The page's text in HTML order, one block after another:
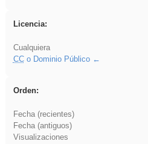
Licencia:
Cualquiera
CCo Dominio Público
Orden:
Fecha (recientes)
Fecha (antiguos)
Visualizaciones